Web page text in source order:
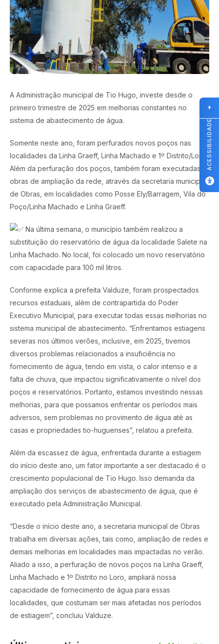
A Administração municipal de Tio Hugo, investe desde o
primeiro trimestre de 2025 em melhorias constantes no
sistema de abastecimento de água.
Somente neste ano, foram perfurados novos poços nas
localidades da Linha Graeff, Linha Machado e 1º Distrito/Loro.
Além da perfuração dos poços, também foram executadas
obras de ampliação da rede, através da secretaria municipal
de Obras, em localidades como Posse Ely/Barragem, Vila do
Poço/Linha Machado e Linha Graeff.
Na última semana, o município também realizou a
substituição do reservatório de água da localidade Salete na
Linha Machado. No local, foi colocado um novo reservatório
com capacidade para 100 mil litros.
Conforme explica a prefeita Valduze, foram prospectados
recursos estaduais, além de contrapartida do Poder
Executivo Municipal, para executar todas essas melhorias no
sistema municipal de abastecimento. “Enfrentamos estiagens
severas nos últimos verões, inclusive, em 2025, tivemos
diversos problemas relacionados a insuficiência no
fornecimento de água, tendo em vista, o calor intenso e a
falta de chuva, que impactou significativamente o nível dos
poços e reservatórios. Portanto, estamos investindo nessas
melhorias, para que possamos enfrentar os períodos mais
adversos, sem problemas no provimento de água até as
casas e propriedades tio-huguenses”, relatou a prefeita.
Além da escassez de água, enfrentada durante a estiagem
do início deste ano, um fator importante a ser destacado é o
crescimento populacional de Tio Hugo. Isso demanda da
ampliação dos serviços de abastecimento de água, que é
executado pela Administração Municipal.
“Desde o início deste ano, a secretaria municipal de Obras
trabalha em diversas ações, tais como, ampliação de redes e
demais melhorias em localidades mais impactadas no verão.
Aliado a isso, a perfuração de novos poços na Linha Graeff,
Linha Machado e 1º Distrito no Loro, ampliará nossa
capacidade de fornecimento de água para essas
localidades, que costumam ser mais afetadas nos períodos
de estiagem”, concluiu Valduze.
ACESSIBILIDADE